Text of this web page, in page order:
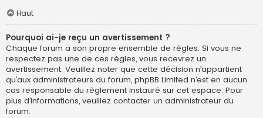
Haut
Pourquoi ai-je reçu un avertissement ?
Chaque forum a son propre ensemble de règles. Si vous ne
respectez pas une de ces règles, vous recevrez un
avertissement. Veuillez noter que cette décision n’appartient
qu’aux administrateurs du forum, phpBB Limited n’est en aucun
cas responsable du règlement instauré sur cet espace. Pour
plus d’informations, veuillez contacter un administrateur du
forum.